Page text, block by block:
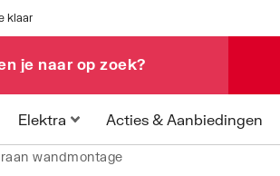
klaar
Elektra Acties & Aanbiedingen
wandmontage